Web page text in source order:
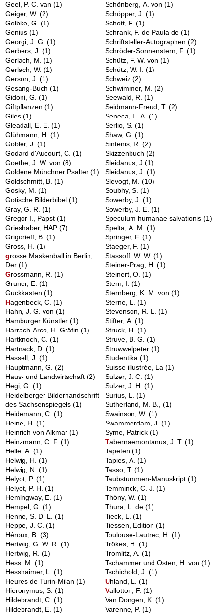
Geel, P. C. van(1)
Geiger, W.(2)
Gelbke, G.(1)
Genius(1)
Georgi, J. G.(1)
Gerbers, J.(1)
Gerlach, M.(1)
Gerlach, W.(1)
Gerson, J.(1)
Gesang-Buch(1)
Gidoni, G.(1)
Giftpflanzen(1)
Giles(1)
Gleadall, E. E.(1)
Glühmann, H.(1)
Gobler, J.(1)
Godard d'Aucourt, C.(1)
Goethe, J. W. von(8)
Goldene Münchner Psalter(1)
Goldschmitt, B.(1)
Gosky, M.(1)
Gotische Bilderbibel(1)
Gray, G. R.(1)
Gregor I., Papst(1)
Grieshaber, HAP(7)
Grigorieff, B.(1)
Gross, H.(1)
grosse Maskenball in Berlin,
Der(1)
Grossmann, R.(1)
Gruner, E.(1)
Guckkasten(1)
Hagenbeck, C.(1)
Hahn, J. G. von(1)
Hamburger Künstler(1)
Harrach-Arco, H. Gräfin(1)
Hartknoch, C.(1)
Hartnack, D.(1)
Hassell, J.(1)
Hauptmann, G.(2)
Haus- und Landwirtschaft(2)
Hegi, G.(1)
Heidelberger Bilderhandschrift
des Sachsenspiegels(1)
Heidemann, C.(1)
Heine, H.(1)
Heinrich von Alkmar(1)
Heinzmann, C. F.(1)
Hellé, A.(1)
Helwig, H.(1)
Helwig, N.(1)
Helyot, P.(1)
Helyot, P. H.(1)
Hemingway, E.(1)
Hempel, G.(1)
Henne, S. D. L.(1)
Heppe, J. C.(1)
Héroux, B.(3)
Hertwig, G. W. R.(1)
Hertwig, R.(1)
Hess, M.(1)
Hesshaimer, L.(1)
Heures de Turin-Milan(1)
Hieronymus, S.(1)
Hildebrandt, C.(1)
Hildebrandt, E.(1)
Schönberg, A. von(1)
Schöpper, J.(1)
Schott, F.(1)
Schrank, F. de Paula de(1)
Schriftsteller-Autographen(2)
Schröder-Sonnenstern, F.(1)
Schütz, F. W. von(1)
Schütz, W. I.(1)
Schweiz(2)
Schwimmer, M.(2)
Seewald, R.(1)
Seidmann-Freud, T.(2)
Seneca, L. A.(1)
Serlio, S.(1)
Shaw, G.(1)
Sintenis, R.(2)
Skizzenbuch(2)
Sleidanus, J(1)
Sleidanus, J.(1)
Slevogt, M.(10)
Soubhy, S.(1)
Sowerby, J.(1)
Sowerby, J. E.(1)
Speculum humanae salvationis(1)
Spelta, A. M.(1)
Springer, F.(1)
Staeger, F.(1)
Stassoff, W. W.(1)
Steiner-Prag, H.(1)
Steinert, O.(1)
Stern, I.(1)
Sternberg, K. M. von(1)
Sterne, L.(1)
Stevenson, R. L.(1)
Stifter, A.(1)
Struck, H.(1)
Struve, B. G.(1)
Struwwelpeter(1)
Studentika(1)
Suisse illustrée, La(1)
Sulzer, J. C.(1)
Sulzer, J. H.(1)
Surius, L.(1)
Sutherland, M. B.,(1)
Swainson, W.(1)
Swammerdam, J.(1)
Syme, Patrick(1)
Tabernaemontanus, J. T.(1)
Tapeten(1)
Tapies, A.(1)
Tasso, T.(1)
Taubstummen-Manuskript(1)
Temminck, C. J.(1)
Thöny, W.(1)
Thura, L. de(1)
Tieck, L.(1)
Tiessen, Edition(1)
Toulouse-Lautrec, H.(1)
Trökes, H.(1)
Tromlitz, A.(1)
Tschammer und Osten, H. von(1)
Tschichold, J.(1)
Uhland, L.(1)
Vallotton, F.(1)
Van Dongen, K.(1)
Varenne, P.(1)